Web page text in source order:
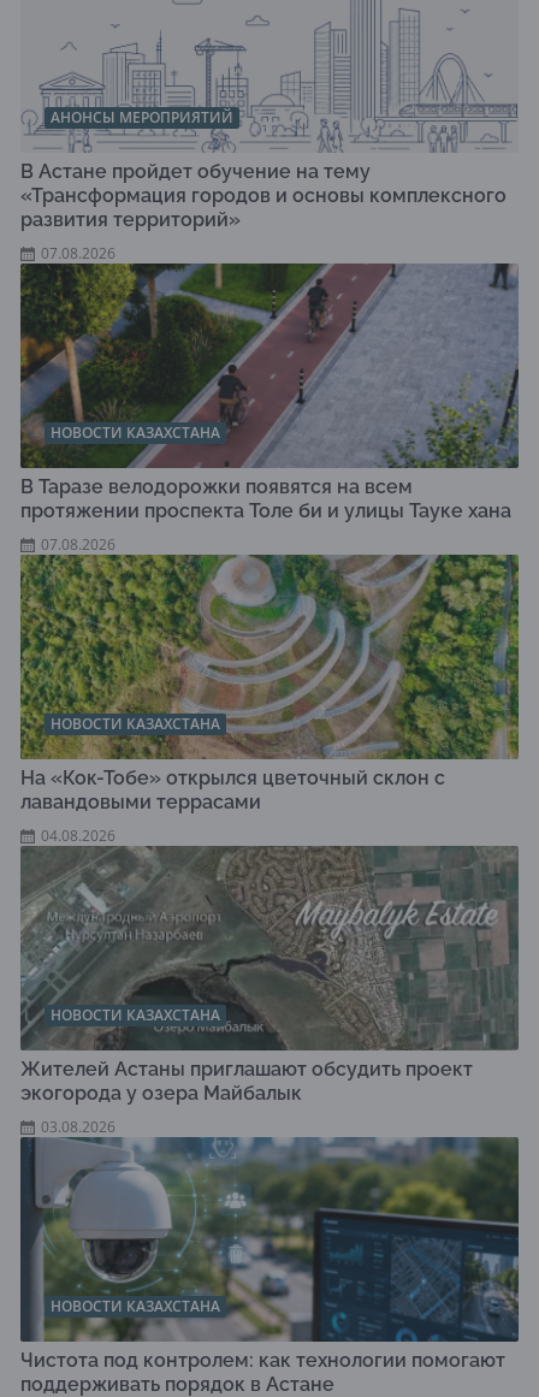
АНОНСЫ МЕРОПРИЯТИЙ
В Астане пройдет обучение на тему
«Трансформация городов и основы комплексного
развития территорий»
07.08.2026
НОВОСТИ КАЗАХСТАНА
В Таразе велодорожки появятся на всем
протяжении проспекта Толе би и улицы Тауке хана
07.08.2026
НОВОСТИ КАЗАХСТАНА
На «Кок-Тобе» открылся цветочный склон с
лавандовыми террасами
04.08.2026
НОВОСТИ КАЗАХСТАНА
Жителей Астаны приглашают обсудить проект
экогорода у озера Майбалык
03.08.2026
НОВОСТИ КАЗАХСТАНА
Чистота под контролем: как технологии помогают
поддерживать порядок в Астане